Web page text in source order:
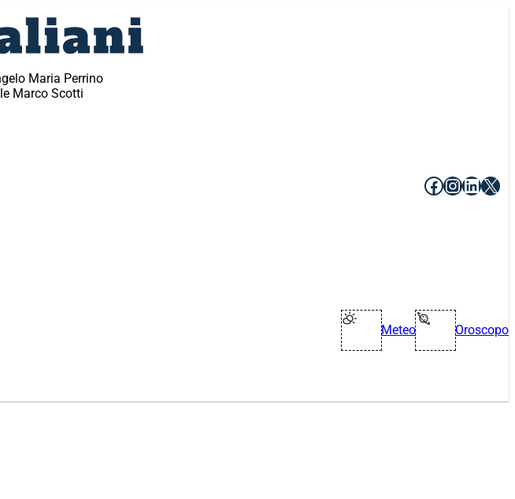
Maria Perrino
Marco Scotti
Facebook
X
Meteo Oroscopo